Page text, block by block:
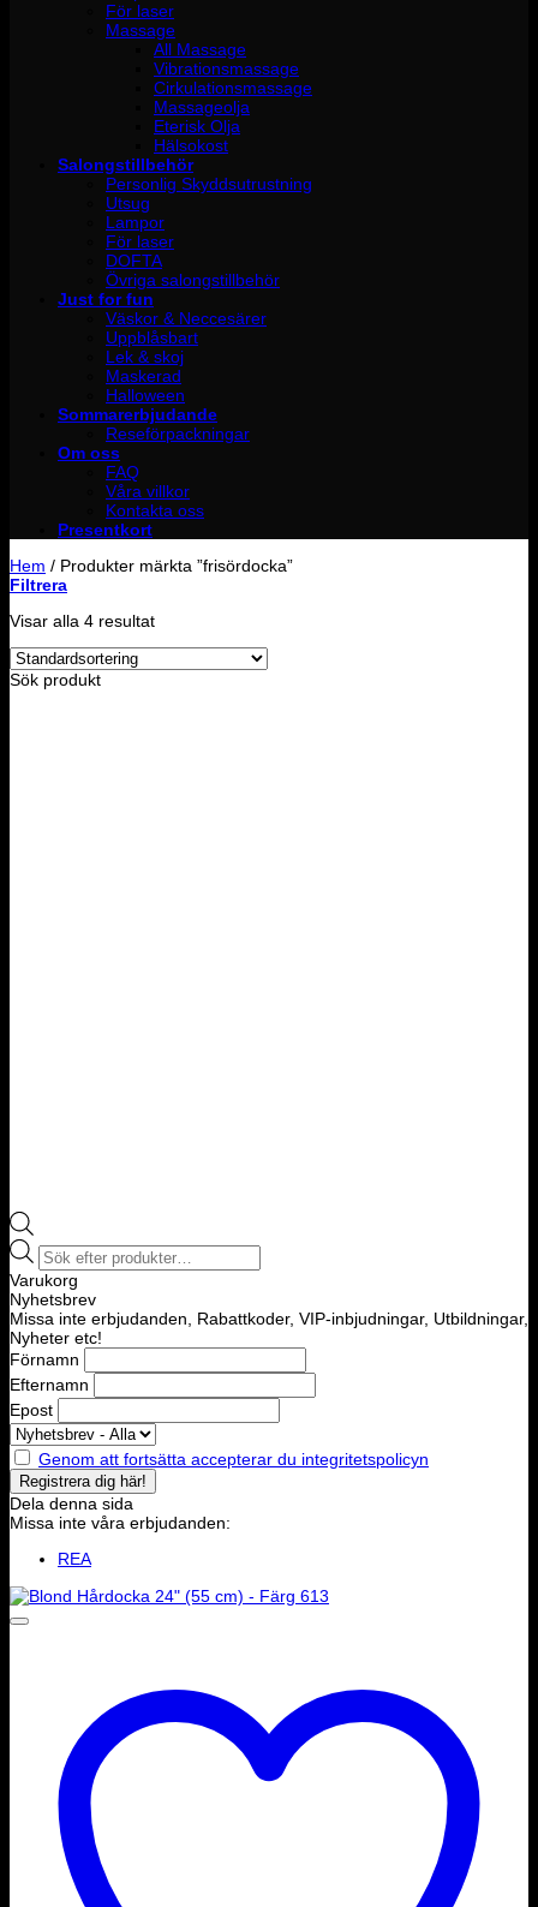
För laser
Massage
All Massage
Vibrationsmassage
Cirkulationsmassage
Massageolja
Eterisk Olja
Hälsokost
Salongstillbehör
Personlig Skyddsutrustning
Utsug
Lampor
För laser
DOFTA
Övriga salongstillbehör
Just for fun
Väskor & Neccesärer
Uppblåsbart
Lek & skoj
Maskerad
Halloween
Sommarerbjudande
Reseförpackningar
Om oss
FAQ
Våra villkor
Kontakta oss
Presentkort
Hem / Produkter märkta ”frisördocka”
Filtrera
Visar alla 4 resultat
Sök produkt
Products
search
Varukorg
Nyhetsbrev
Missa inte erbjudanden, Rabattkoder, VIP-inbjudningar, Utbildningar,
Nyheter etc!
Förnamn
Efternamn
Epost
Genom att fortsätta accepterar du integritetspolicyn
Dela denna sida
Missa inte våra erbjudanden:
REA